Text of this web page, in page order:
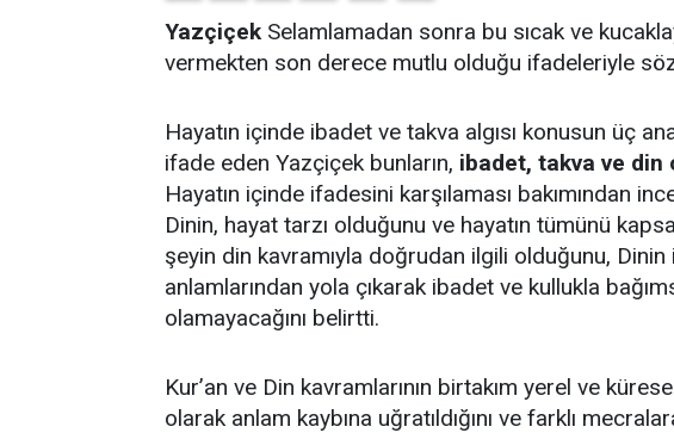
YazçiçekSelamlamadan sonra bu sıcak ve
vermekten son derece mutlu olduğu ifadeleriyle
Hayatın içinde ibadet ve takva algısı konusun üç
ifade eden Yazçiçek bunların, ibadet, takva ve din
Hayatın içinde ifadesini karşılaması bakımından
Dinin, hayat tarzı olduğunu ve hayatın tümünü
şeyin din kavramıyla doğrudan ilgili olduğunu,
anlamlarından yola çıkarak ibadet ve kullukla
olamayacağını belirtti.
Kur’an ve Din kavramlarının birtakım yerel ve
olarak anlam kaybına uğratıldığını ve farklı